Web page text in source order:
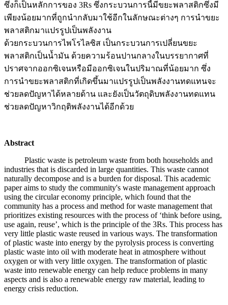
ซึ่งก็เป็นหลักการของ 3Rs ซึ่งกระบวนการนี้มีขยะพลาสติกซึ่งมี
เพียงน้อยมากที่ถูกนำกลับมาใช้อีกในลักษณะต่างๆ การนำขยะ
พลาสติกมาแปรรูปเป็นพลังงาน
ด้วยกระบวนการไพโรไลซิส เป็นกระบวนการเปลี่ยนขยะ
พลาสติกเป็นน้ำมัน ด้วยความร้อนปานกลางในบรรยากาศที่
ปราศจากออกซิเจนหรือมีออกซิเจนในปริมาณที่น้อยมาก ซึ่ง
การนำขยะพลาสติกที่เกิดขึ้นมาแปรรูปเป็นพลังงานทดแทนจะ
ช่วยลดปัญหาได้หลายด้าน และยังเป็นวัตถุดิบพลังงานทดแทน
ช่วยลดปัญหาวิกฤติพลังงานได้อีกด้วย
Abstract
Plastic waste is petroleum waste from both households and
industries that is discarded in large quantities. This waste cannot
naturally decompose and is a burden for disposal. This academic
paper aims to study the community's waste management approach
using the circular economy principle, which found that the
community has a process and method for waste management that
prioritizes existing resources with the process of ‘think before using,
use again, reuse’, which is the principle of the 3Rs. This process has
very little plastic waste reused in various ways. The transformation
of plastic waste into energy by the pyrolysis process is converting
plastic waste into oil with moderate heat in atmosphere without
oxygen or with very little oxygen. The transformation of plastic
waste into renewable energy can help reduce problems in many
aspects and is also a renewable energy raw material, leading to
energy crisis reduction.